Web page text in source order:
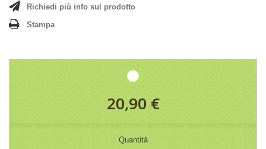
Richiedi più info sul prodotto
Stampa
20,90 €
Quantità